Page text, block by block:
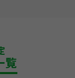
覧